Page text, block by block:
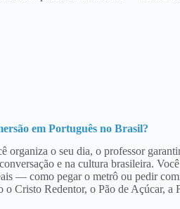
em Português no Brasil?
organiza o seu dia, o professor
e na cultura brasileira.
— como pegar o metrô ou pedir
o Cristo Redentor, o Pão de Açúcar, a